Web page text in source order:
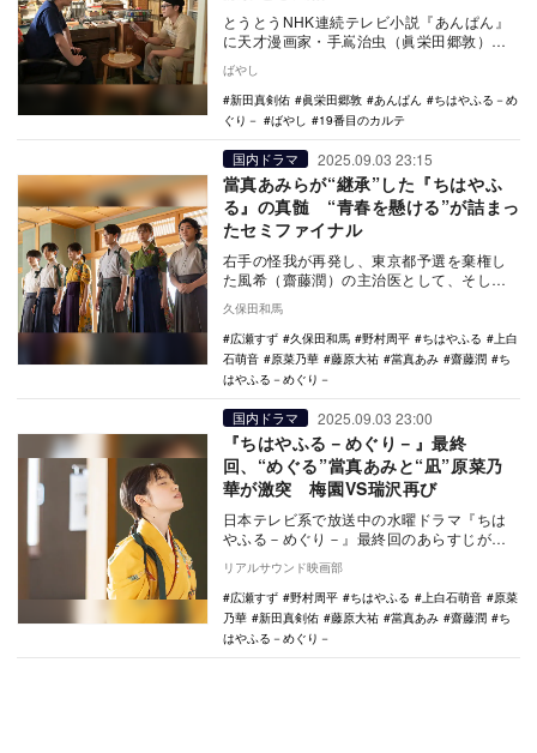
とうとうNHK連続テレビ小説『あんぱん』
に天才漫画家・手嶌治虫（眞栄田郷敦）が
の喫茶店で…
ばやし
新田真剣佑
眞栄田郷敦 あんぱん
ちはやふる－め
ぐり－
ばやし 19番目のカルテ
国内ドラマ 2025.09.03 23:15
當真あみらが“継承”した『ちはやふ
る』の真髄 “青春を懸ける”が詰まっ
たセミファイナル
右手の怪我が再発し、東京都予選を棄権し
た風希（齋藤潤）の主治医として、そして
人”として、つ…
久保田和馬
広瀬すず
久保田和馬 野村周平 ちはやふる
上白
石萌音
原菜乃華 藤原大祐 當真あみ 齋藤潤
ち
はやふる－めぐり－
国内ドラマ 2025.09.03 23:00
『ちはやふる－めぐり－』最終
回、“めぐる”當真あみと“凪”原菜乃
華が激突 梅園VS瑞沢再び
日本テレビ系で放送中の水曜ドラマ『ちは
やふる－めぐり－』最終回のあらすじが公
開された。 TVerで『ちはやふる－めぐり
－』をみ…
リアルサウンド映画部
広瀬すず
野村周平 ちはやふる 上白石萌音
原菜
乃華
新田真剣佑 藤原大祐 當真あみ 齋藤潤
ち
はやふる－めぐり－